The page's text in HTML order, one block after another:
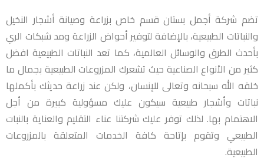
تضم شركة أجمل بستان قسم خاص بزراعة وصيانة أشجار النخيل
والنباتات الطبيعية، بالإضافة لتوفير أحواض الزراعة ومد شبكات الري
بأحدث الطرق والوسائل العالمية، كما تعد النباتات الطبيعية افضل
كثير من الأنواع الصناعية حيث تشعرك المزروعات الطبيعية بجمال ما
خلقه الله سبحانه وتعالى للإنسان، ولكن عند زراعة حديثك بأكملها
نباتات وأشجار طبيعية سيكون عليك مسؤولية كبيرة من أجل
الاهتمام بها. لذلك توفر عليك شركتنا عناء التقليم والعناية بالنبات
الطبيعي وتقوم بإتاحة كافة الخدمات المتعلقة بالمزروعات
الطبيعية.